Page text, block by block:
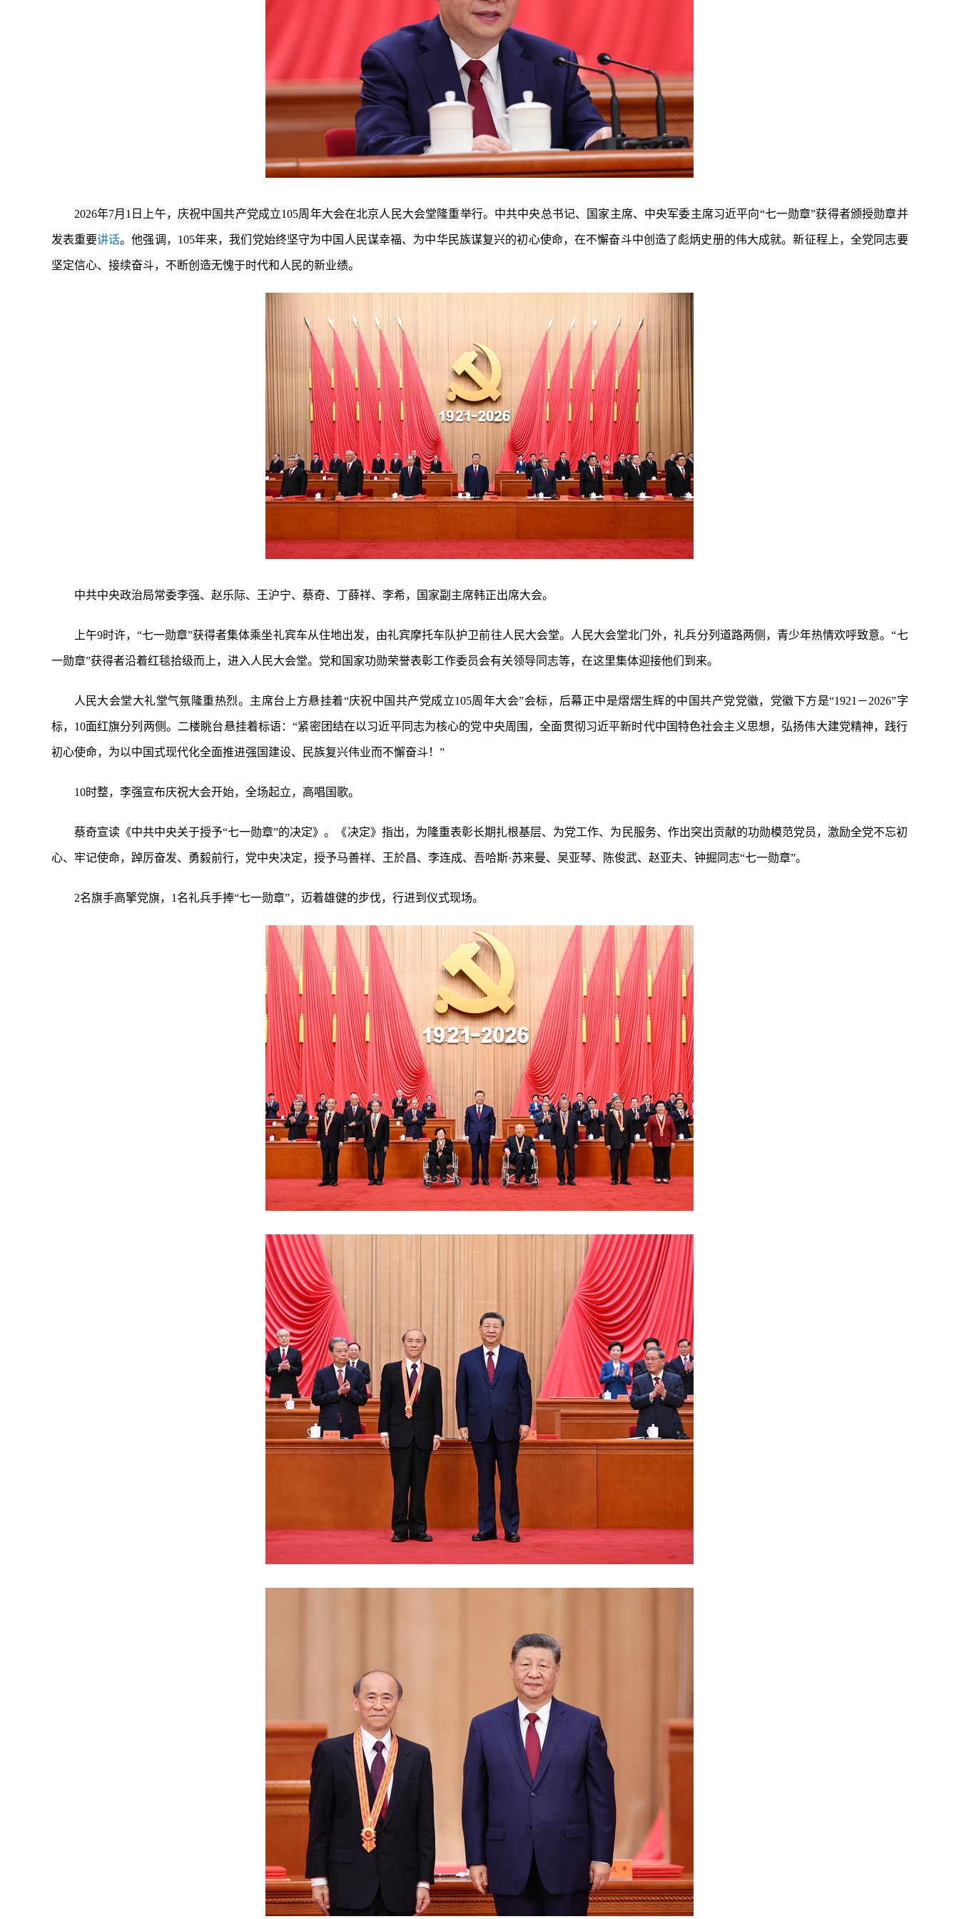
2026年7月1日上午，庆祝中国共产党成立105周年大会在北京人民大会堂隆重举行。中共中央总书记、国家主席、中央军委主席习近平向“七一勋章”获得者颁授勋章并
发表重要讲话。他强调，105年来，我们党始终坚守为中国人民谋幸福、为中华民族谋复兴的初心使命，在不懈奋斗中创造了彪炳史册的伟大成就。新征程上，全党同志要
坚定信心、接续奋斗，不断创造无愧于时代和人民的新业绩。
中共中央政治局常委李强、赵乐际、王沪宁、蔡奇、丁薛祥、李希，国家副主席韩正出席大会。
上午9时许，“七一勋章”获得者集体乘坐礼宾车从住地出发，由礼宾摩托车队护卫前往人民大会堂。人民大会堂北门外，礼兵分列道路两侧，青少年热情欢呼致意。“七
一勋章”获得者沿着红毯拾级而上，进入人民大会堂。党和国家功勋荣誉表彰工作委员会有关领导同志等，在这里集体迎接他们到来。
人民大会堂大礼堂气氛隆重热烈。主席台上方悬挂着“庆祝中国共产党成立105周年大会”会标，后幕正中是熠熠生辉的中国共产党党徽，党徽下方是“1921－2026”字
标，10面红旗分列两侧。二楼眺台悬挂着标语：“紧密团结在以习近平同志为核心的党中央周围，全面贯彻习近平新时代中国特色社会主义思想，弘扬伟大建党精神，践行
初心使命，为以中国式现代化全面推进强国建设、民族复兴伟业而不懈奋斗！”
10时整，李强宣布庆祝大会开始，全场起立，高唱国歌。
蔡奇宣读《中共中央关于授予“七一勋章”的决定》。《决定》指出，为隆重表彰长期扎根基层、为党工作、为民服务、作出突出贡献的功勋模范党员，激励全党不忘初
心、牢记使命，踔厉奋发、勇毅前行，党中央决定，授予马善祥、王於昌、李连成、吾哈斯·苏来曼、吴亚琴、陈俊武、赵亚夫、钟掘同志“七一勋章”。
2名旗手高擎党旗，1名礼兵手捧“七一勋章”，迈着雄健的步伐，行进到仪式现场。